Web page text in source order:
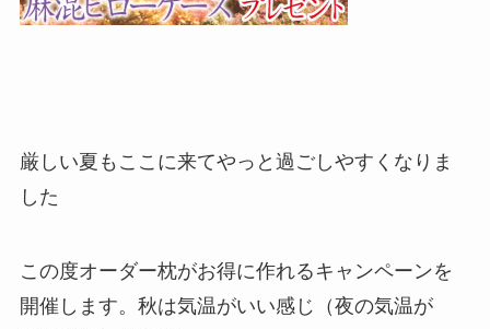
厳しい夏もここに来てやっと過ごしやすくなりま
した
この度オーダー枕がお得に作れるキャンペーンを
開催します。 秋は気温がいい感じ（夜の気温が